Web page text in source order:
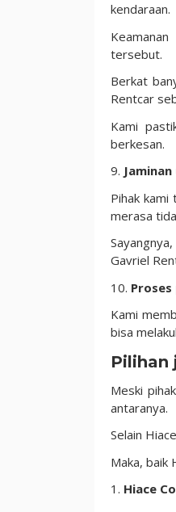
kendaraan.
tersebut.
Berkat
Rentcar
Kami
berkesan.
9.
Pihak
merasa
Gavriel
10.
Kami
bisa
Pilihan
Meski
antaranya.
Selain
Maka, baik
1. Hiace